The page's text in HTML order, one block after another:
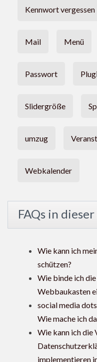
Kennwort vergessen
Mail Menü
Passwort
Slidergröße
umzug
Webkalender
FAQs in
Wie kann ich
schützen?
Wie binde ich die
Webbaukasten
social media
Wie mache ich
Wie kann ich die
implementieren